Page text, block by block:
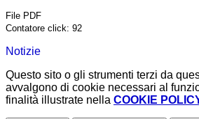
File PDF
Contatore click: 92
Notizie
Questo sito o gli strumenti terzi da
avvalgono di cookie necessari al
finalità illustrate nella COOKIE